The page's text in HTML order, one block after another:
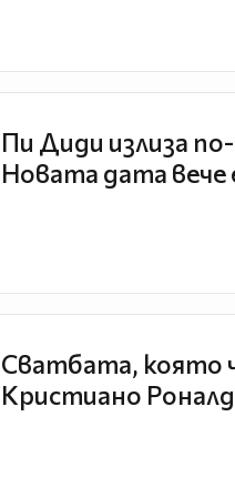
Пи Диди излиза
Новата дата вече
Сватбата, която
Кристиано